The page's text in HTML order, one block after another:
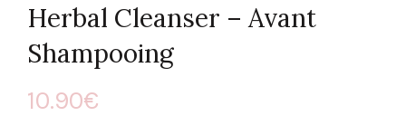
Herbal Cleanser – Avant
Shampooing
10.90€